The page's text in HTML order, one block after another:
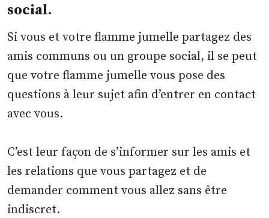
social.
Si vous et votre flamme jumelle partagez des
amis communs ou un groupe social, il se peut
que votre flamme jumelle vous pose des
questions à leur sujet afin d’entrer en contact
avec vous.
C’est leur façon de s’informer sur les amis et
les relations que vous partagez et de
demander comment vous allez sans être
indiscret.